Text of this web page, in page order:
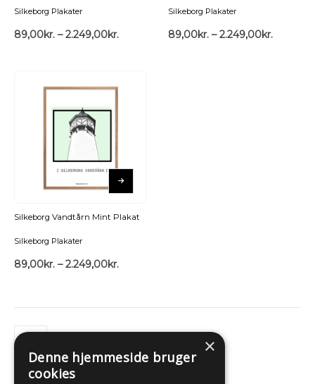
Silkeborg Plakater
89,00kr. – 2.249,00kr.
Silkeborg Plakater
89,00kr. – 2.249,00kr.
Silkeborg Vandtårn Mint Plakat
Silkeborg Plakater
89,00kr. – 2.249,00kr.
×
Denne hjemmeside bruger
cookies